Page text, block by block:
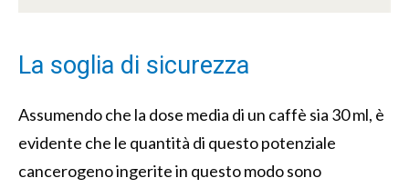
La soglia di sicurezza
Assumendo che la dose media di un caffè sia 30 ml, è
evidente che le quantità di questo potenziale
cancerogeno ingerite in questo modo sono